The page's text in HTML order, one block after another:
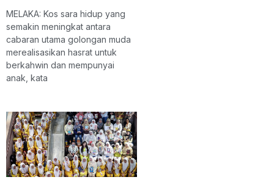
MELAKA: Kos sara hidup yang
semakin meningkat antara
cabaran utama golongan muda
merealisasikan hasrat untuk
berkahwin dan mempunyai
anak, kata